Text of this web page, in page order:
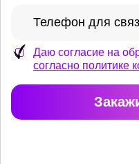
Даю согласие на
согласно политике